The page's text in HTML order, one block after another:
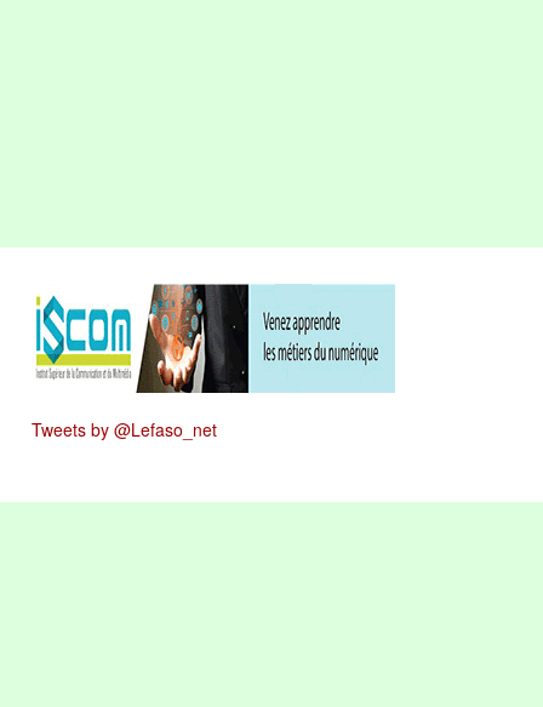
Tweets by @Lefaso_net